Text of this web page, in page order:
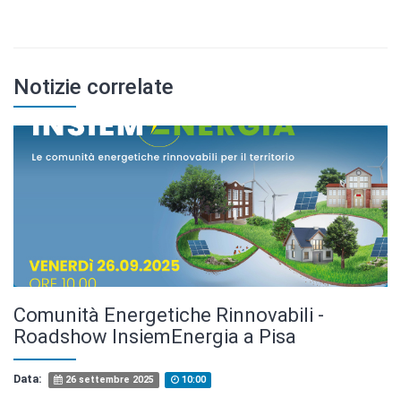
Notizie correlate
Comunità Energetiche Rinnovabili -
Roadshow InsiemEnergia a Pisa
Data: 26 settembre 2025 10:00